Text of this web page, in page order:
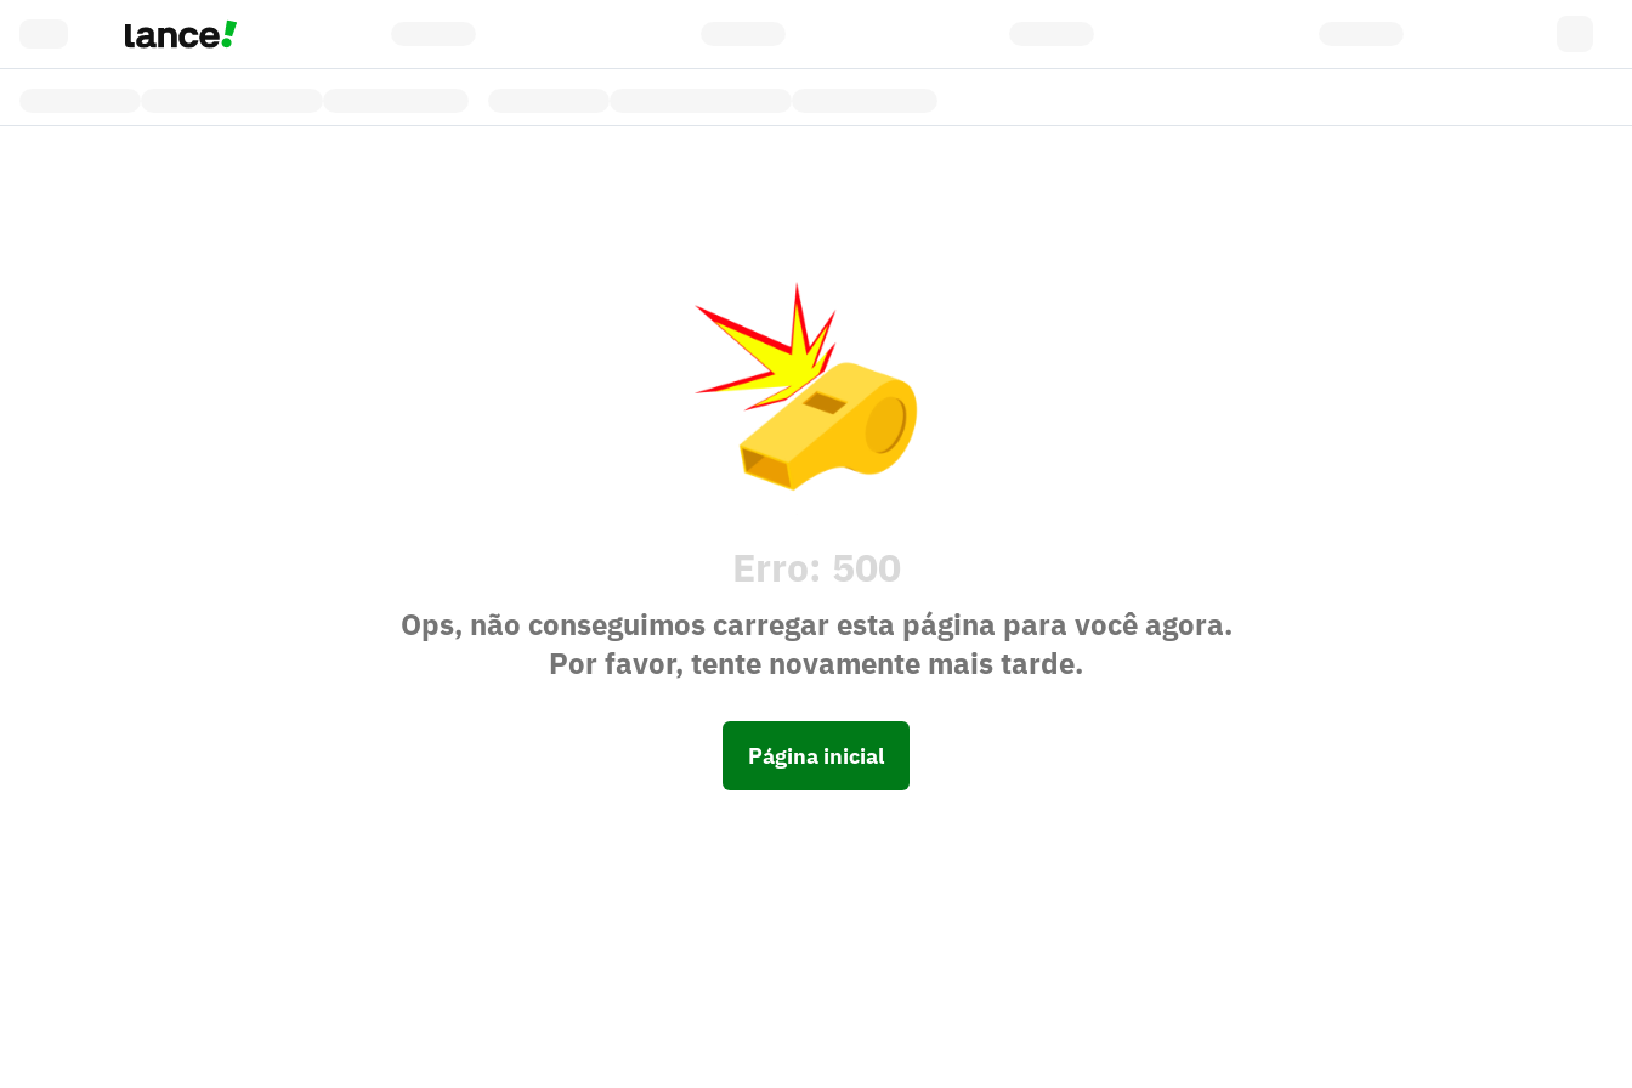
Erro: 500
Ops, não conseguimos carregar esta página para você agora.
Por favor, tente novamente mais tarde.
Página inicial